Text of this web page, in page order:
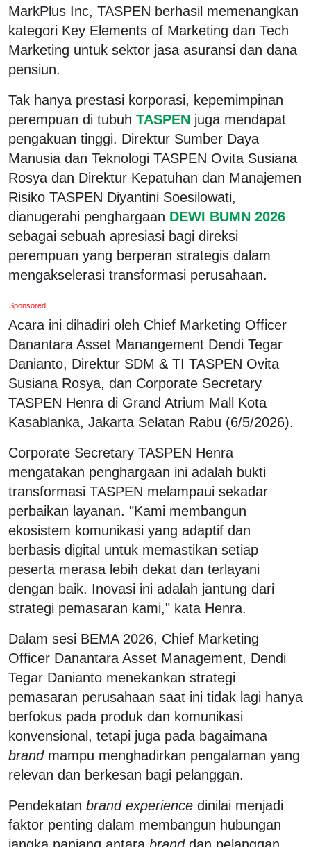
MarkPlus Inc, TASPEN berhasil memenangkan
kategori Key Elements of Marketing dan Tech
Marketing untuk sektor jasa asuransi dan dana
pensiun.
Tak hanya prestasi korporasi, kepemimpinan
perempuan di tubuh TASPEN juga mendapat
pengakuan tinggi. Direktur Sumber Daya
Manusia dan Teknologi TASPEN Ovita Susiana
Rosya dan Direktur Kepatuhan dan Manajemen
Risiko TASPEN Diyantini Soesilowati,
dianugerahi penghargaan DEWI BUMN 2026
sebagai sebuah apresiasi bagi direksi
perempuan yang berperan strategis dalam
mengakselerasi transformasi perusahaan.
Sponsored
Acara ini dihadiri oleh Chief Marketing Officer
Danantara Asset Manangement Dendi Tegar
Danianto, Direktur SDM & TI TASPEN Ovita
Susiana Rosya, dan Corporate Secretary
TASPEN Henra di Grand Atrium Mall Kota
Kasablanka, Jakarta Selatan Rabu (6/5/2026).
Corporate Secretary TASPEN Henra
mengatakan penghargaan ini adalah bukti
transformasi TASPEN melampaui sekadar
perbaikan layanan. "Kami membangun
ekosistem komunikasi yang adaptif dan
berbasis digital untuk memastikan setiap
peserta merasa lebih dekat dan terlayani
dengan baik. Inovasi ini adalah jantung dari
strategi pemasaran kami," kata Henra.
Dalam sesi BEMA 2026, Chief Marketing
Officer Danantara Asset Management, Dendi
Tegar Danianto menekankan strategi
pemasaran perusahaan saat ini tidak lagi hanya
berfokus pada produk dan komunikasi
konvensional, tetapi juga pada bagaimana
brandmampu menghadirkan pengalaman yang
relevan dan berkesan bagi pelanggan.
Pendekatan brand experience dinilai menjadi
faktor penting dalam membangun hubungan